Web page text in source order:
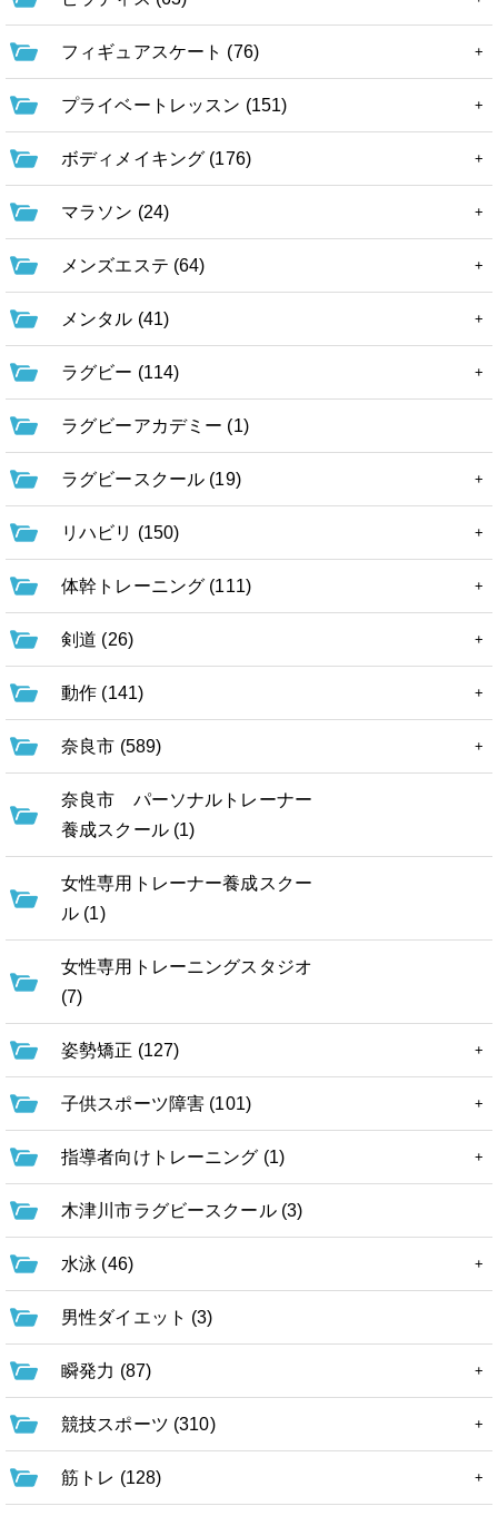
フィギュアスケート (76)
プライベートレッスン (151)
ボディメイキング (176)
マラソン (24)
メンズエステ (64)
メンタル (41)
ラグビー (114)
ラグビーアカデミー (1)
ラグビースクール (19)
リハビリ (150)
体幹トレーニング (111)
剣道 (26)
動作 (141)
奈良市 (589)
奈良市 パーソナルトレーナー
養成スクール (1)
女性専用トレーナー養成スクー
ル (1)
女性専用トレーニングスタジオ
(7)
姿勢矯正 (127)
子供スポーツ障害 (101)
指導者向けトレーニング (1)
木津川市ラグビースクール (3)
水泳 (46)
男性ダイエット (3)
瞬発力 (87)
競技スポーツ (310)
筋トレ (128)